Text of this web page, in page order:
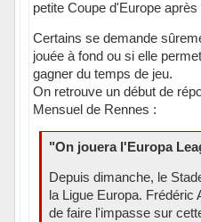
petite Coupe d'Europe
Certains se demande
jouée à fond ou si elle
gagner du temps de jeu.
On retrouve un début de
Mensuel de Rennes :
"On jouera l'Europa
Depuis dimanche, le
la Ligue Europa. Frédéric
de faire l'impasse sur